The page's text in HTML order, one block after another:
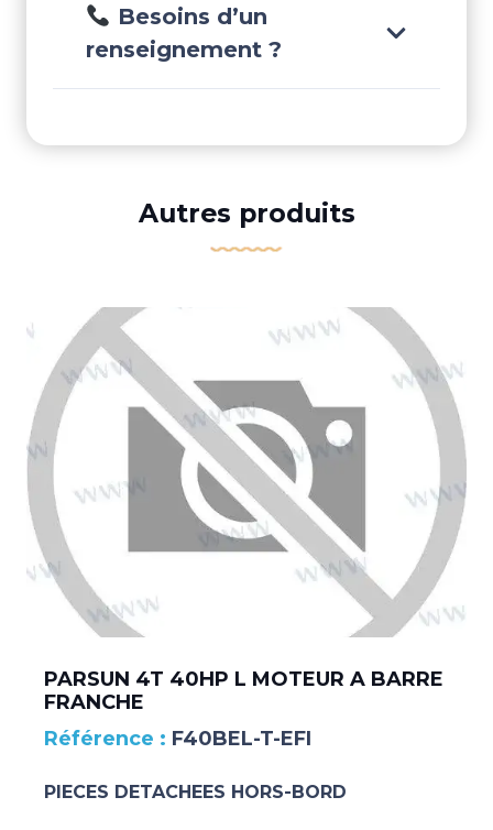
Besoins d’un
renseignement ?
Autres produits
PARSUN 4T 40HP L MOTEUR A BARRE
FRANCHE
F40BEL-T-EFI
PIECES DETACHEES HORS-BORD